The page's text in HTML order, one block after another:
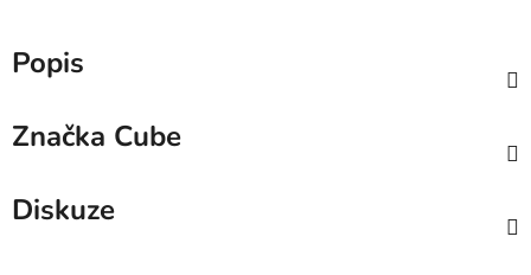
Popis
Značka Cube
Diskuze